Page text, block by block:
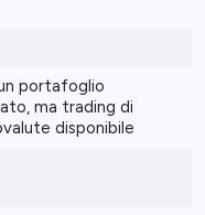
portafoglio
ma trading di
disponibile